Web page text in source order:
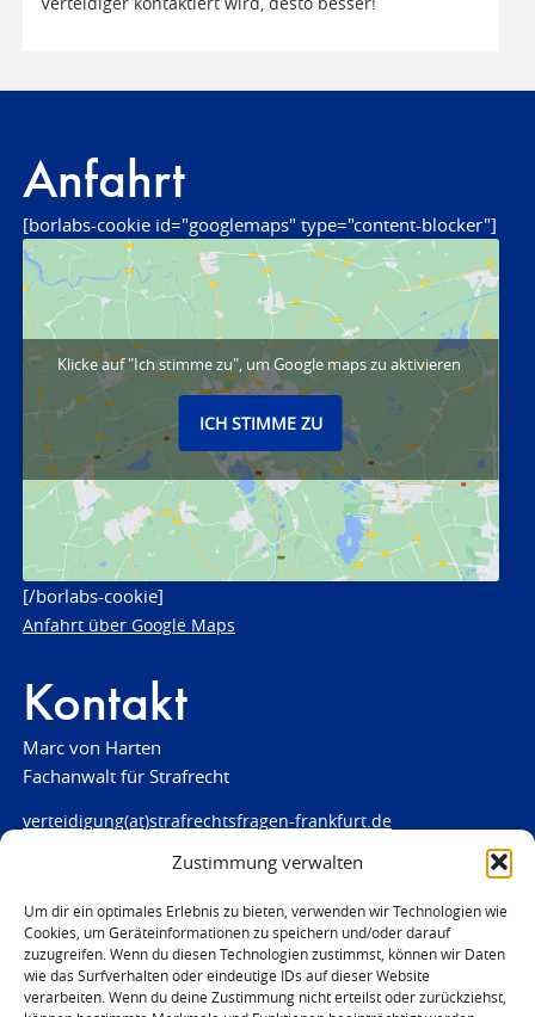
Zustimmung verwalten
Um dir ein optimales Erlebnis zu bieten, verwenden wir Technologien wie
Cookies, um Geräteinformationen zu speichern und/oder darauf
zuzugreifen. Wenn du diesen Technologien zustimmst, können wir Daten
wie das Surfverhalten oder eindeutige IDs auf dieser Website
verarbeiten. Wenn du deine Zustimmung nicht erteilst oder zurückziehst,
Anfahrt
[borlabs-cookie id="googlemaps" type="content-blocker"]
Klicke auf "Ich stimme zu", um Google maps zu aktivieren
ICH STIMME ZU
[/borlabs-cookie]
Anfahrt über Google Maps
Kontakt
Marc von Harten
Fachanwalt für Strafrecht
verteidigung(at)strafrechtsfragen-frankfurt.de
www.strafrechtsfragen-frankfurt.de
Louisenstraße 84
61348 Bad Homburg
Telefon:06172 - 66 28 00
Telefax: 06172 - 66 28 01